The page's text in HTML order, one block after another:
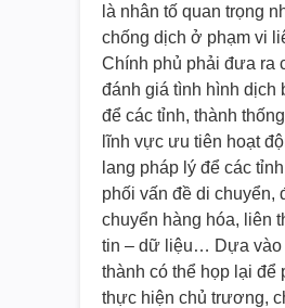
là nhân tố quan trọng
chống dịch ở phạm vi
Chính phủ phải đưa ra
đánh giá tình hình dịch
để các tỉnh, thành
lĩnh vực ưu tiên hoạt
lang pháp lý để các
phối vấn đề di chuyển,
chuyển hàng hóa, liên
tin – dữ liệu… Dựa vào
thành có thể họp lại để
thực hiện chủ trương,